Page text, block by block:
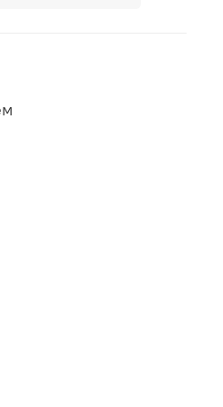
"Сердце", 46см.
но вы можете
указав в